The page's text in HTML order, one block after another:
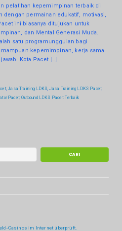
pelatihan kepemimpinan terbaik di
dengan permainan edukatif, motivasi,
ini biasanya ditujukan untuk
dan Mental Generasi Muda.
satu programunggulan bagi
kepemimpinan, kerja sama
Kota Pacet […]
,Jasa Training LDKS Jasa Training LDKS Pacet
Pacet,Outbound LDKS Pacet Terbaik
Casinos im Internet überprüft.